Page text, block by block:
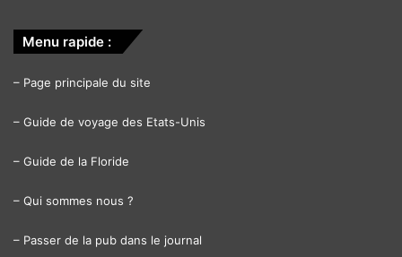
Menu rapide :
– Page principale du site
– Guide de voyage des Etats-Unis
– Guide de la Floride
– Qui sommes nous ?
– Passer de la pub dans le journal